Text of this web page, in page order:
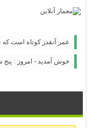
عمر آنقدر کوتاه است که
خوش آمدید - امروز : پنج شنبه ۱۵